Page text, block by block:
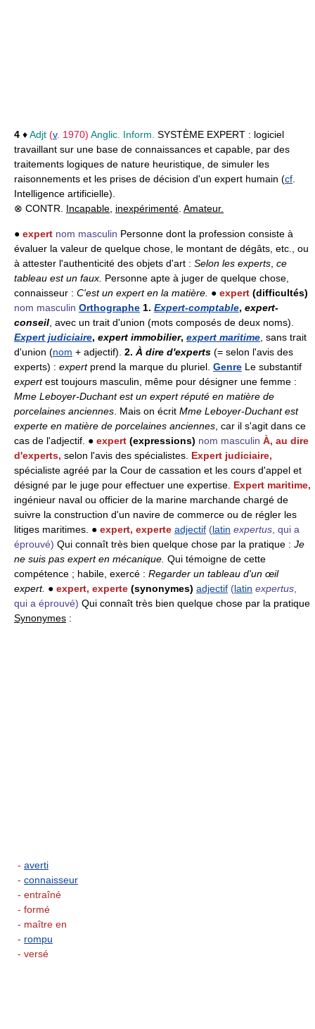
4 ♦Adjt (v. 1970) Anglic. Inform. SYSTÈME EXPERT : logiciel
travaillant sur une base de connaissances et capable, par des
traitements logiques de nature heuristique, de simuler les
raisonnements et les prises de décision d'un expert humain (cf.
Intelligence artificielle).
⊗ CONTR. Incapable, inexpérimenté. Amateur.
● expert nom masculin Personne dont la profession consiste à
évaluer la valeur de quelque chose, le montant de dégâts, etc., ou
à attester l'authenticité des objets d'art : Selon les experts, ce
tableau est un faux. Personne apte à juger de quelque chose,
connaisseur : C'est un expert en la matière. ● expert (difficultés)
nom masculin Orthographe 1. Expert-comptable, expert-
conseil, avec un trait d'union (mots composés de deux noms).
Expert judiciaire, expert immobilier, expert maritime, sans trait
d'union (nom + adjectif). 2. À dire d'experts (= selon l'avis des
experts) : expertprend la marque du pluriel. Genre Le substantif
expertest toujours masculin, même pour désigner une femme :
Mme Leboyer-Duchant est un expert réputé en matière de
porcelaines anciennes. Mais on écrit Mme Leboyer-Duchant est
experte en matière de porcelaines anciennes, car il s'agit dans ce
cas de l'adjectif. ● expert (expressions) nom masculin À, au dire
d'experts, selon l'avis des spécialistes. Expert judiciaire,
spécialiste agréé par la Cour de cassation et les cours d'appel et
désigné par le juge pour effectuer une expertise. Expert maritime,
ingénieur naval ou officier de la marine marchande chargé de
suivre la construction d'un navire de commerce ou de régler les
litiges maritimes. ● expert, experte adjectif (latin expertus, qui a
éprouvé) Qui connaît très bien quelque chose par la pratique : Je
ne suis pas expert en mécanique. Qui témoigne de cette
compétence ; habile, exercé : Regarder un tableau d'un œil
expert. ● expert, experte (synonymes) adjectif (latin expertus,
qui a éprouvé) Qui connaît très bien quelque chose par la pratique
Synonymes :
- averti
- connaisseur
- entraîné
- formé
- maître en
- rompu
- versé